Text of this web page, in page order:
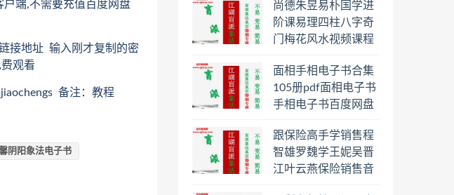
端,不需要充值百度网盘
接地址 输入刚才复制的密
观看
备注：教程
阴阳象法电子书
尚德朱昱易朴国学进
阶课易理四柱八字奇
门梅花风水视频课程
学习
面相手相电子书合集
105册pdf面相电子书
手相电子书百度网盘
跟保险高手学销售程
智雄罗魏学王妮吴晋
江叶云燕保险销售音